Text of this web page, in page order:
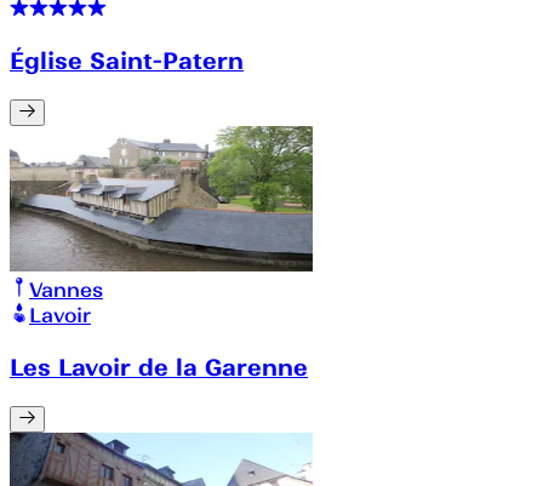
Église Saint-Patern
Vannes
Lavoir
Les Lavoir de la Garenne